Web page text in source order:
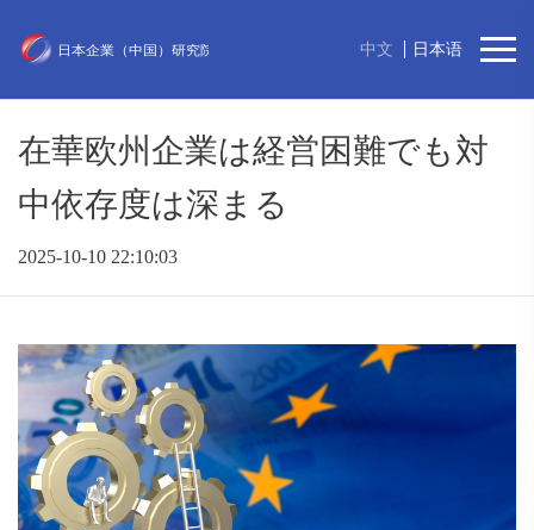
中文 日本语
在華欧州企業は経営困難でも対
中依存度は深まる
2025-10-10 22:10:03